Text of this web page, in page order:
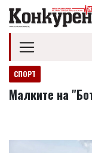
СПОРТ
Малките на